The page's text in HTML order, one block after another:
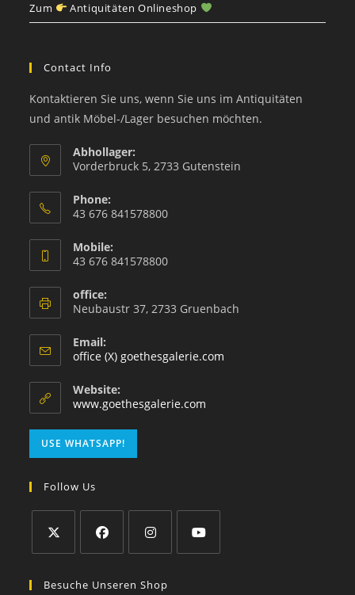
Zum Antiquitäten Onlineshop
Contact Info
Kontaktieren Sie uns, wenn Sie uns im Antiquitäten
und antik Möbel-/Lager besuchen möchten.
Abhollager:
Vorderbruck 5, 2733 Gutenstein
Phone:
43 676 841578800
Mobile:
43 676 841578800
office:
Neubaustr 37, 2733 Gruenbach
Email:
office (X) goethesgalerie.com
Website:
www.goethesgalerie.com
USE WHATSAPP!
Follow Us
Besuche Unseren Shop